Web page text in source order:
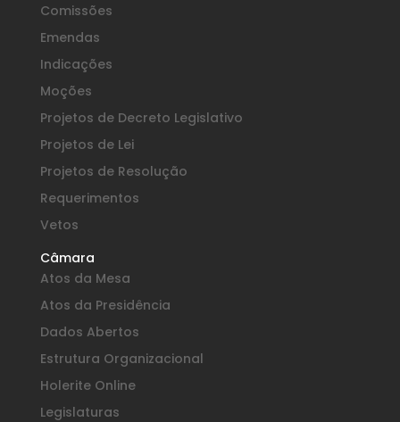
Comissões
Emendas
Indicações
Moções
Projetos de Decreto Legislativo
Projetos de Lei
Projetos de Resolução
Requerimentos
Vetos
Câmara
Atos da Mesa
Atos da Presidência
Dados Abertos
Estrutura Organizacional
Holerite Online
Legislaturas